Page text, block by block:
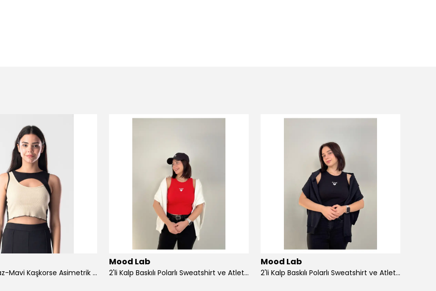
2 Renkli Beyaz-Mavi Kaşkorse Asimetrik Crop Atlet Bluz Top - siyah-bej
Mood Lab
2'li Kalp Baskılı Polarlı Sweatshirt ve Atlet Takımı – Sevgililer Günü Özel - beyaz
Mood Lab
2'li Kalp Baskılı Polarlı Sweatshirt ve Atlet Takımı – Sevgililer Günü Özel - si̇yah